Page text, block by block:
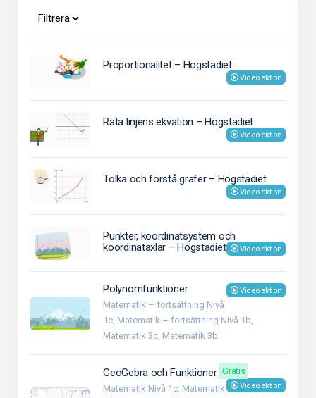
Proportionalitet – Högstadiet
Videolektion
Räta linjens ekvation – Högstadiet
Videolektion
Tolka och förstå grafer – Högstadiet
Videolektion
Punkter, koordinatsystem och
koordinataxlar – Högstadiet
Videolektion
Polynomfunktioner Videolektion
Matematik – fortsättning Nivå
1c, Matematik – fortsättning Nivå 1b,
Matematik 3c, Matematik 3b
GeoGebra och Funktioner Gratis
Videolektion
Matematik Nivå 1c, Matematik